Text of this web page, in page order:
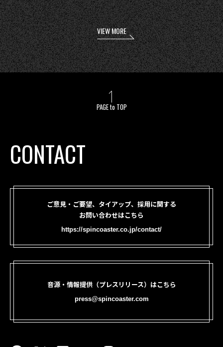
VIEW MORE
PAGE to TOP
CONTACT
ご意見・ご要望、タイアップ、採用に関する
お問い合わせはこちら
https://spincoaster.co.jp/contact/
音源・情報提供（プレスリリース）はこちら
press@spincoaster.com